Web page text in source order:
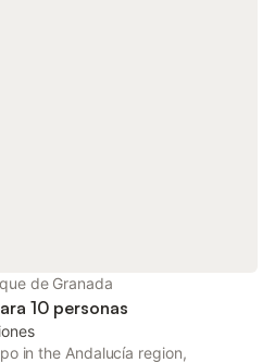
de Granada
10 personas
in the Andalucía region,